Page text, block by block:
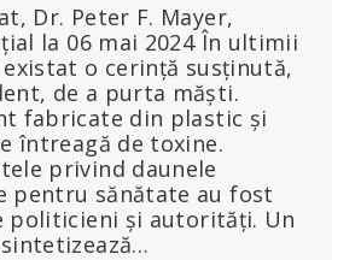
Dr. Peter F. Mayer,
la 06 mai 2024 În ultimii
o cerință susținută,
de a purta măști.
fabricate din plastic și
întreagă de toxine.
privind daunele
pentru sănătate au fost
politicieni și autorități. Un